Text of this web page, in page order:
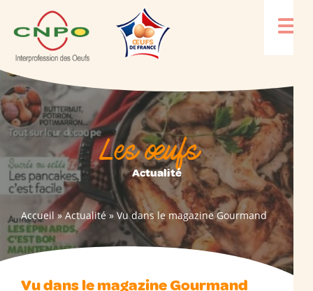
Les œufs
Actualité
Accueil»Actualité » Vu dans le magazine Gourmand
Vu dans le magazine Gourmand